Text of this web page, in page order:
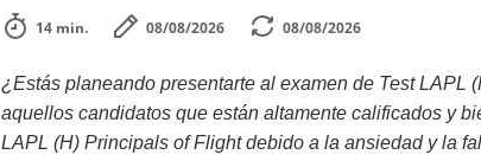
14 min. 08/08/2026 08/08/2026
¿Estás planeando presentarte al examen de Test
aquellos candidatos que están altamente calificados y
LAPL (H) Principals of Flight debido a la ansiedad y la